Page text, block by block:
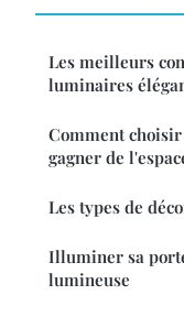
Les meilleurs
luminaires
Comment
gagner de
Les types de
Illuminer sa
lumineuse